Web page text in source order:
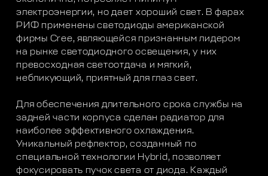
электроэнергии, но дает хороший свет. В фарах
РИФ применены светодиоды американской
фирмы Cree, являющейся признанным лидером
на рынке светодиодного освещения, у них
превосходная светоотдача и мягкий,
небликующий, приятный для глаз свет.
Для обеспечения длительного срока службы на
задней части корпуса сделан радиатор для
наиболее эффективного охлаждения.
Уникальный рефлектор, созданный по
специальной технологии Hybrid, позволяет
фокусировать пучок света от диода. Каждый